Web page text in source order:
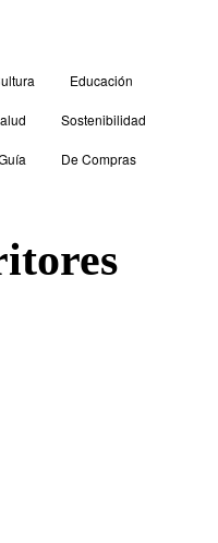
Educación
Sostenibilidad
De Compras